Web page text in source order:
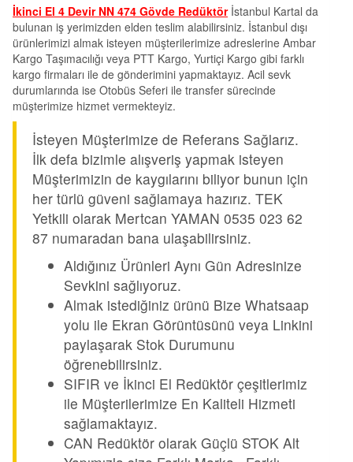
İkinci El 4 Devir NN 474 Gövde Redüktörİstanbul Kartal da
bulunan iş yerimizden elden teslim alabilirsiniz. İstanbul dışı
ürünlerimizi almak isteyen müşterilerimize adreslerine Ambar
Kargo Taşımacılığı veya PTT Kargo, Yurtiçi Kargo gibi farklı
kargo firmaları ile de gönderimini yapmaktayız. Acil sevk
durumlarında ise Otobüs Seferi ile transfer sürecinde
müşterimize hizmet vermekteyiz.
İsteyen Müşterimize de Referans Sağlarız.
İlk defa bizimle alışveriş yapmak isteyen
Müşterimizin de kaygılarını biliyor bunun için
her türlü güveni sağlamaya hazırız. TEK
Yetkili olarak Mertcan YAMAN 0535 023 62
87 numaradan bana ulaşabilirsiniz.
Aldığınız Ürünleri Aynı Gün Adresinize
Sevkini sağlıyoruz.
Almak istediğiniz ürünü Bize Whatsaap
yolu ile Ekran Görüntüsünü veya Linkini
paylaşarak Stok Durumunu
öğrenebilirsiniz.
SIFIR ve İkinci El Redüktör çeşitlerimiz
ile Müşterilerimize En Kaliteli Hizmeti
sağlamaktayız.
CAN Redüktör olarak Güçlü STOK Alt